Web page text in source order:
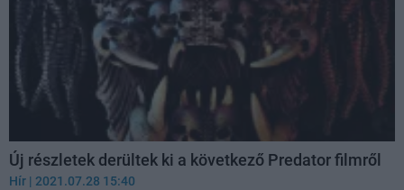
Új részletek derültek ki a következő Predator filmről
Hír | 2021.07.28 15:40